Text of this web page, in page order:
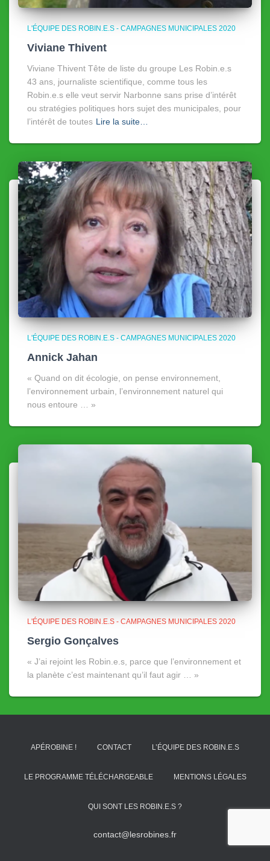
L'ÉQUIPE DES ROBIN.E.S - CAMPAGNES MUNICIPALES 2020
Viviane Thivent
Viviane Thivent Tête de liste du groupe Les Robin.e.s
43 ans, journaliste scientifique, comme tous les
Robin.e.s elle veut servir Narbonne sans prise d’intérêt
ou stratégies politiques hors sujet des municipales, pour
l’intérêt de toutes Lire la suite…
L'ÉQUIPE DES ROBIN.E.S - CAMPAGNES MUNICIPALES 2020
Annick Jahan
« Quand on dit écologie, on pense environnement,
l’environnement urbain, l’environnement naturel qui
nous entoure … »
L'ÉQUIPE DES ROBIN.E.S - CAMPAGNES MUNICIPALES 2020
Sergio Gonçalves
« J’ai rejoint les Robin.e.s, parce que l’environnement et
la planète c’est maintenant qu’il faut agir … »
APÉROBINE ! CONTACT L’ÉQUIPE DES ROBIN.E.S
LE PROGRAMME TÉLÉCHARGEABLE MENTIONS LÉGALES
QUI SONT LES ROBIN.E.S ?
contact@lesrobines.fr